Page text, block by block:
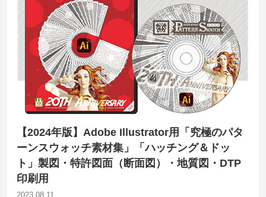
【2024年版】Adobe Illustrator用「究極のパタ
ーンスウォッチ素材集」「ハッチング＆ドッ
ト」製図・特許図面（断面図）・地質図・DTP
印刷用
2023.08.11